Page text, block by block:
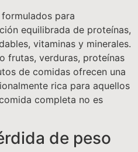
para
equilibrada de proteínas,
vitaminas y minerales.
frutas, verduras, proteínas
de comidas ofrecen una
rica para aquellos
completa no es
de peso